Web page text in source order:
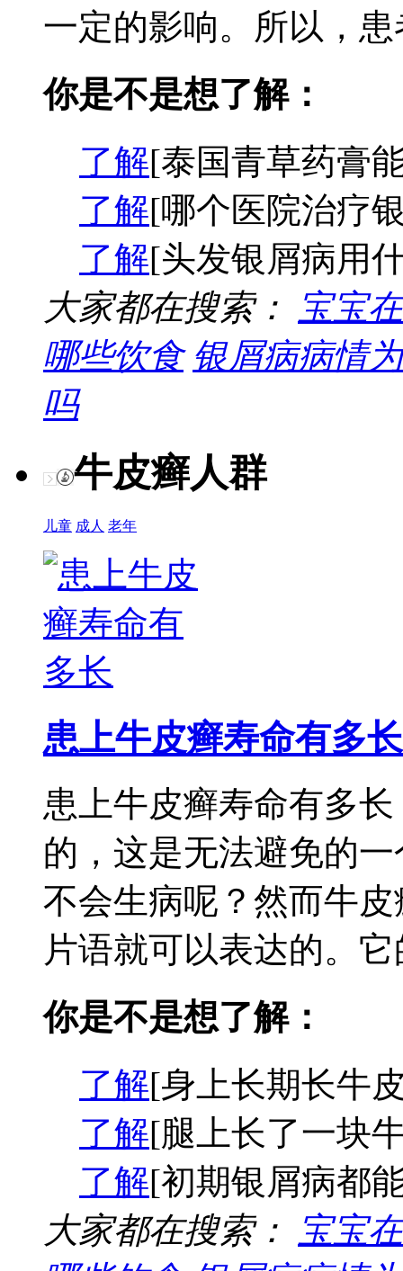
一定的影响。所以，
你是不是想了解：
了解[泰国青草药膏
了解[哪个医院治疗
了解[头发银屑病用
大家都在搜索：
宝宝
哪些饮食 银屑病病情
吗
牛皮癣人群
儿童 成人 老年
患上牛皮癣寿命有多长
患上牛皮癣寿命有多
的，这是无法避免的
不会生病呢？然而牛
片语就可以表达的。
你是不是想了解：
了解[身上长期长牛
了解[腿上长了一块
了解[初期银屑病都
大家都在搜索：
宝宝